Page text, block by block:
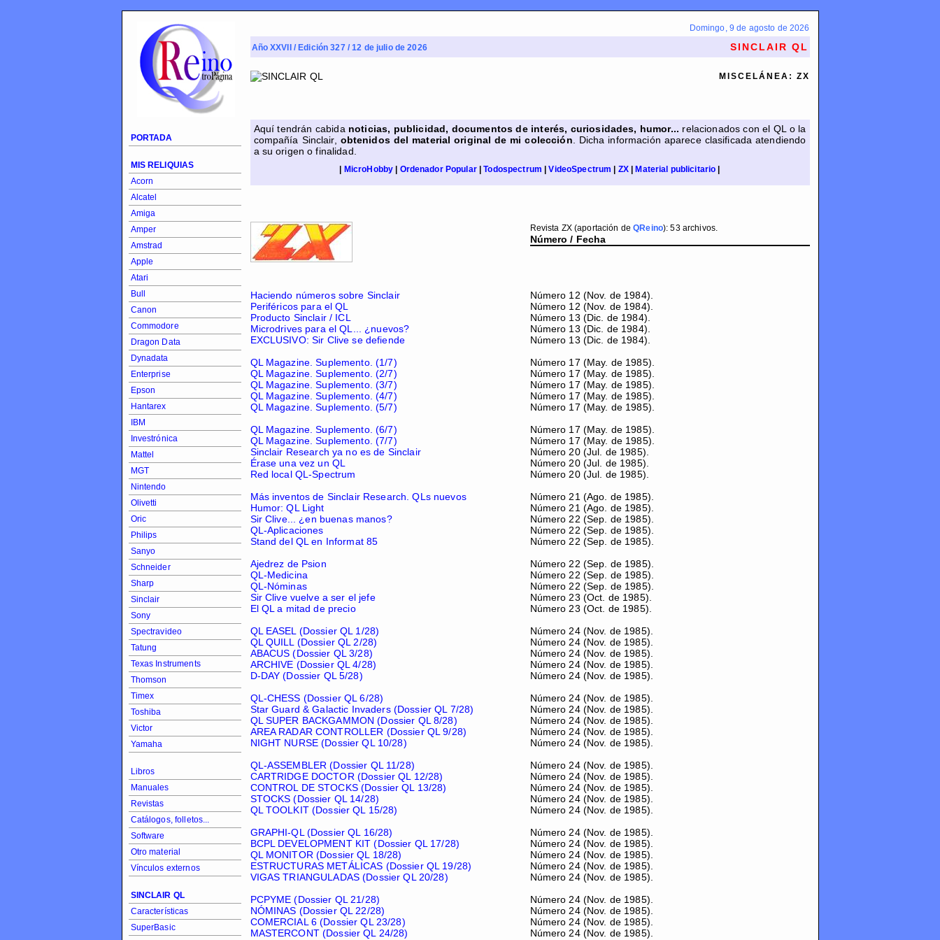
PORTADA
MIS RELIQUIAS
Acorn
Alcatel
Amiga
Amper
Amstrad
Apple
Atari
Bull
Canon
Commodore
Dragon Data
Dynadata
Enterprise
Epson
Hantarex
IBM
Investrónica
Mattel
MGT
Nintendo
Olivetti
Oric
Philips
Sanyo
Schneider
Sharp
Sinclair
Sony
Spectravideo
Tatung
Texas Instruments
Thomson
Timex
Toshiba
Victor
Yamaha
Libros
Manuales
Revistas
Catálogos, folletos...
Software
Otro material
Vínculos externos
SINCLAIR QL
Características
SuperBasic
Domingo, 9 de agosto de 2026
Año XXVII / Edición 327 / 12 de julio de 2026
SINCLAIR QL
MISCELÁNEA: ZX
Aquí tendrán cabida noticias, publicidad, documentos de interés, curiosidades, humor... relacionados con el QL o la
compañía Sinclair, obtenidos del material original de mi colección . Dicha información aparece clasificada atendiendo
a su origen o finalidad.
MicroHobby Ordenador Popular|Todospectrum |VideoSpectrum ZX| Material publicitario
Revista ZX (aportación deQReino): 53 archivos.
Número / Fecha
Haciendo números sobre Sinclair
Periféricos para el QL
Producto Sinclair / ICL
Microdrives para el QL... ¿nuevos?
EXCLUSIVO: Sir Clive se defiende
QL Magazine. Suplemento. (1/7)
QL Magazine. Suplemento. (2/7)
QL Magazine. Suplemento. (3/7)
QL Magazine. Suplemento. (4/7)
QL Magazine. Suplemento. (5/7)
QL Magazine. Suplemento. (6/7)
QL Magazine. Suplemento. (7/7)
Sinclair Research ya no es de Sinclair
Érase una vez un QL
Red local QL-Spectrum
Más inventos de Sinclair Research. QLs nuevos
Humor: QL Light
Sir Clive... ¿en buenas manos?
QL-Aplicaciones
Stand del QL en Informat 85
Ajedrez de Psion
QL-Medicina
QL-Nóminas
Sir Clive vuelve a ser el jefe
El QL a mitad de precio
QL EASEL (Dossier QL 1/28)
QL QUILL (Dossier QL 2/28)
ABACUS (Dossier QL 3/28)
ARCHIVE (Dossier QL 4/28)
D-DAY (Dossier QL 5/28)
QL-CHESS (Dossier QL 6/28)
Star Guard & Galactic Invaders (Dossier QL 7/28)
QL SUPER BACKGAMMON (Dossier QL 8/28)
AREA RADAR CONTROLLER (Dossier QL 9/28)
NIGHT NURSE (Dossier QL 10/28)
QL-ASSEMBLER (Dossier QL 11/28)
CARTRIDGE DOCTOR (Dossier QL 12/28)
CONTROL DE STOCKS (Dossier QL 13/28)
STOCKS (Dossier QL 14/28)
QL TOOLKIT (Dossier QL 15/28)
GRAPHI-QL (Dossier QL 16/28)
BCPL DEVELOPMENT KIT (Dossier QL 17/28)
QL MONITOR (Dossier QL 18/28)
ESTRUCTURAS METÁLICAS (Dossier QL 19/28)
VIGAS TRIANGULADAS (Dossier QL 20/28)
PCPYME (Dossier QL 21/28)
NÓMINAS (Dossier QL 22/28)
COMERCIAL 6 (Dossier QL 23/28)
MASTERCONT (Dossier QL 24/28)
Número 12 (Nov. de 1984).
Número 12 (Nov. de 1984).
Número 13 (Dic. de 1984).
Número 13 (Dic. de 1984).
Número 13 (Dic. de 1984).
Número 17 (May. de 1985).
Número 17 (May. de 1985).
Número 17 (May. de 1985).
Número 17 (May. de 1985).
Número 17 (May. de 1985).
Número 17 (May. de 1985).
Número 17 (May. de 1985).
Número 20 (Jul. de 1985).
Número 20 (Jul. de 1985).
Número 20 (Jul. de 1985).
Número 21 (Ago. de 1985).
Número 21 (Ago. de 1985).
Número 22 (Sep. de 1985).
Número 22 (Sep. de 1985).
Número 22 (Sep. de 1985).
Número 22 (Sep. de 1985).
Número 22 (Sep. de 1985).
Número 22 (Sep. de 1985).
Número 23 (Oct. de 1985).
Número 23 (Oct. de 1985).
Número 24 (Nov. de 1985).
Número 24 (Nov. de 1985).
Número 24 (Nov. de 1985).
Número 24 (Nov. de 1985).
Número 24 (Nov. de 1985).
Número 24 (Nov. de 1985).
Número 24 (Nov. de 1985).
Número 24 (Nov. de 1985).
Número 24 (Nov. de 1985).
Número 24 (Nov. de 1985).
Número 24 (Nov. de 1985).
Número 24 (Nov. de 1985).
Número 24 (Nov. de 1985).
Número 24 (Nov. de 1985).
Número 24 (Nov. de 1985).
Número 24 (Nov. de 1985).
Número 24 (Nov. de 1985).
Número 24 (Nov. de 1985).
Número 24 (Nov. de 1985).
Número 24 (Nov. de 1985).
Número 24 (Nov. de 1985).
Número 24 (Nov. de 1985).
Número 24 (Nov. de 1985).
Número 24 (Nov. de 1985).